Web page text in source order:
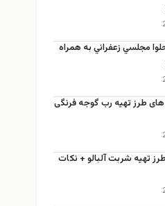
مجلسي زعفراني به همراه
طرز تهیه رب گوجه فرنگی
تهيه شربت آلبالو + نكات